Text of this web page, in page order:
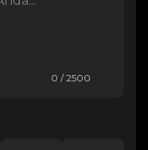
0 / 2500